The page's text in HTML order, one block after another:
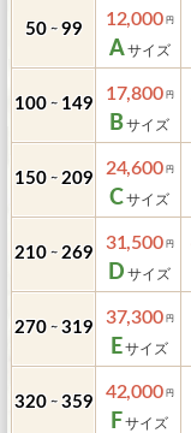
50 ～ 99
12,000
A
100 ～ 149
17,800
B
150 ～ 209
24,600
C
210 ～ 269
31,500
D
270 ～ 319
37,300
E
320 ～ 359
42,000
F